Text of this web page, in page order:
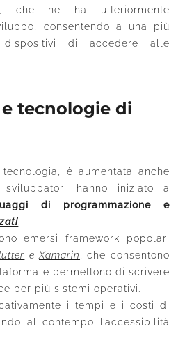
, che ne ha ulteriormente
consentendo a una più
di accedere alle
tecnologie di
tecnologia, è aumentata anche
hanno iniziato a
di programmazione e
emersi framework popolari
eXamarin
, che consentono
e permettono di scrivere
per più sistemi operativi.
i tempi e i costi di
al contempo l’accessibilità